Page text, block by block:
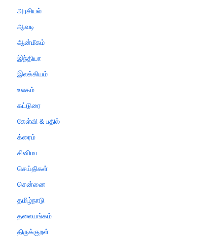
அரசியல்
ஆவடி
ஆன்மீகம்
இந்தியா
இலக்கியம்
உலகம்
கட்டுரை
கேள்வி & பதில்
க்ரைம்
சினிமா
செய்திகள்
சென்னை
தமிழ்நாடு
தலையங்கம்
திருக்குறள்